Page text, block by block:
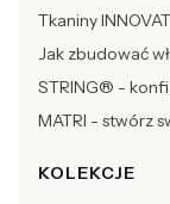
Tkaniny
Jak zbudować
STRING® -
MATRI - stwórz
KOLEKCJE